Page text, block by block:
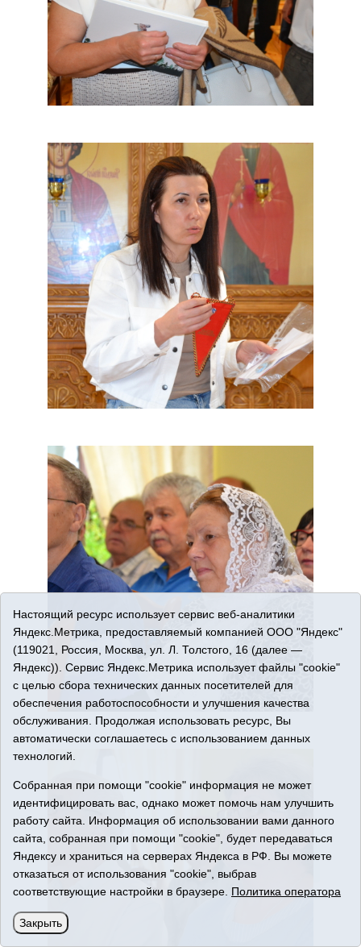
Настоящий ресурс использует сервис веб-аналитики
Яндекс.Метрика, предоставляемый компанией ООО "Яндекс"
(119021, Россия, Москва, ул. Л. Толстого, 16 (далее —
Яндекс)). Сервис Яндекс.Метрика использует файлы "cookie"
с целью сбора технических данных посетителей для
обеспечения работоспособности и улучшения качества
обслуживания. Продолжая использовать ресурс, Вы
автоматически соглашаетесь с использованием данных
технологий.
Собранная при помощи "cookie" информация не может
идентифицировать вас, однако может помочь нам улучшить
работу сайта. Информация об использовании вами данного
сайта, собранная при помощи "cookie", будет передаваться
Яндексу и храниться на серверах Яндекса в РФ. Вы можете
отказаться от использования "cookie", выбрав
соответствующие настройки в браузере. Политика оператора
Закрыть